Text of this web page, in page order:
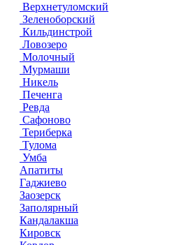
Верхнетуломский
Зеленоборский
Кильдинстрой
Ловозеро
Молочный
Мурмаши
Никель
Печенга
Ревда
Сафоново
Териберка
Тулома
Умба
Апатиты
Гаджиево
Заозерск
Заполярный
Кандалакша
Кировск